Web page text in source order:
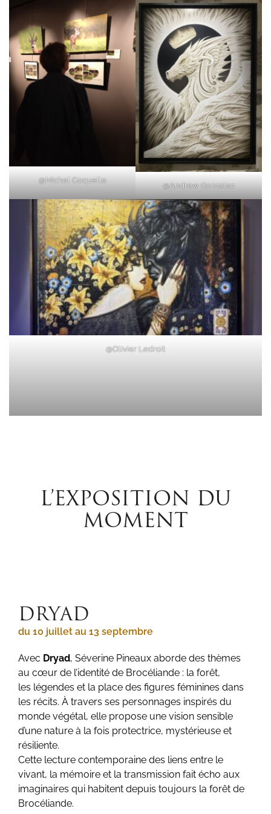
@Michel Coquelle
@Andrew Gonzalez
@Olivier Ledroit
L’EXPOSITION DU
MOMENT
DRYAD
du 10 juillet au 13 septembre
Avec Dryad, Séverine Pineaux aborde des thèmes
au cœur de l’identité de Brocéliande : la forêt,
les légendes et la place des figures féminines dans
les récits. À travers ses personnages inspirés du
monde végétal, elle propose une vision sensible
d’une nature à la fois protectrice, mystérieuse et
résiliente.
Cette lecture contemporaine des liens entre le
vivant, la mémoire et la transmission fait écho aux
imaginaires qui habitent depuis toujours la forêt de
Brocéliande.